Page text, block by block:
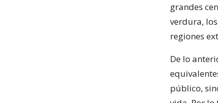
grandes
verdura,
regiones
De lo
público,